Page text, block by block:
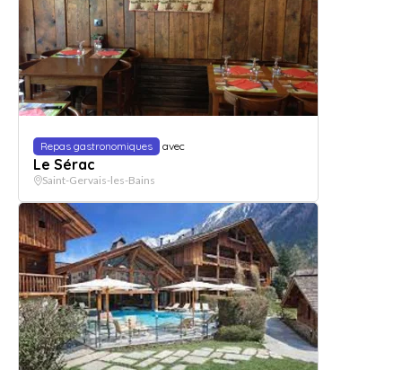
Repas gastronomiques avec
Le Sérac
Saint-Gervais-les-Bains